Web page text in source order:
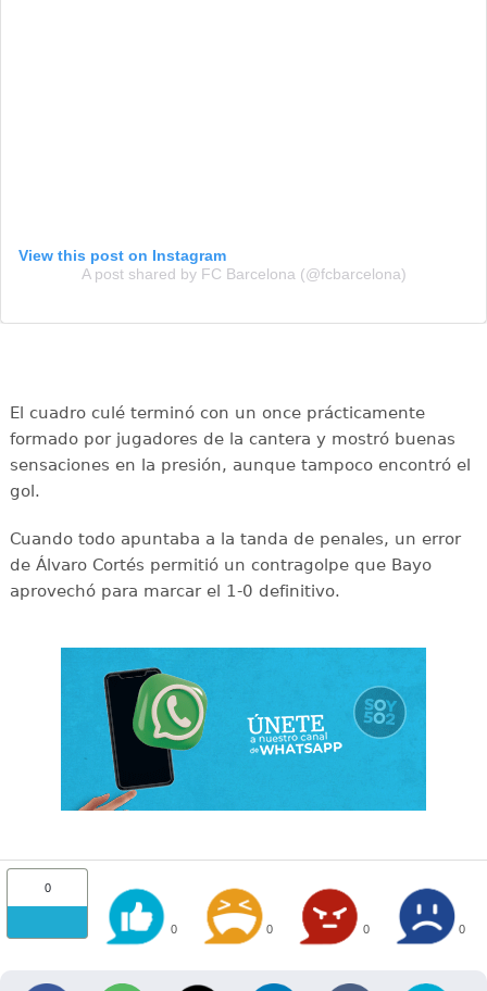
View this post on Instagram
A post shared by FC Barcelona (@fcbarcelona)
El cuadro culé terminó con un once prácticamente
formado por jugadores de la cantera y mostró buenas
sensaciones en la presión, aunque tampoco encontró el
gol.
Cuando todo apuntaba a la tanda de penales, un error
de Álvaro Cortés permitió un contragolpe que Bayo
aprovechó para marcar el 1-0 definitivo.
0
0 0 0 0